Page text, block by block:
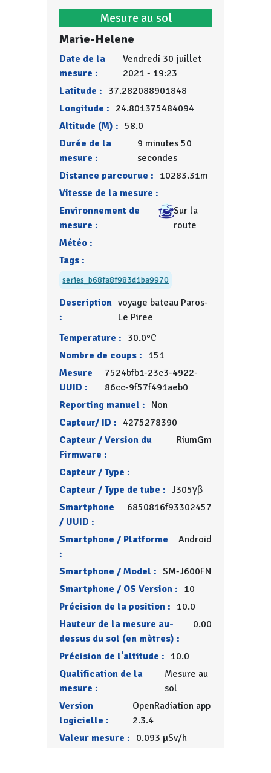
Mesure au sol
Marie-Helene
Date de la
mesure :
Vendredi 30 juillet
2021 - 19:23
Latitude : 37.282088901848
Longitude : 24.801375484094
Altitude (M) : 58.0
Durée de la
mesure :
9 minutes 50
secondes
Distance parcourue : 10283.31m
Vitesse de la mesure :
Environnement de
mesure :
Sur la
route
Météo :
Tags :
series_b68fa8f983d1ba9970
Description
:
voyage bateau Paros-
Le Piree
Temperature : 30.0°C
Nombre de coups : 151
Mesure
UUID :
7524bfb1-23c3-4922-
86cc-9f57f491aeb0
Reporting manuel : Non
Capteur/ ID : 4275278390
Capteur / Version du
Firmware :
RiumGm
Capteur / Type :
Capteur / Type de tube : J305γβ
Smartphone
/ UUID :
6850816f93302457
Smartphone / Platforme
:
Android
Smartphone / Model : SM-J600FN
Smartphone / OS Version : 10
Précision de la position : 10.0
Hauteur de la mesure au-
dessus du sol (en mètres) :
0.00
Précision de l'altitude : 10.0
Qualification de la
mesure :
Mesure au
sol
Version
logicielle :
OpenRadiation app
2.3.4
Valeur mesure : 0.093 µSv/h